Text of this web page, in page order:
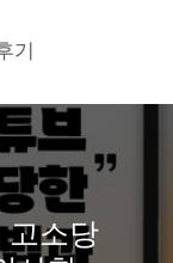
기
고소당